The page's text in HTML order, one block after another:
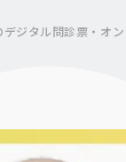
ジタル問診票・オ